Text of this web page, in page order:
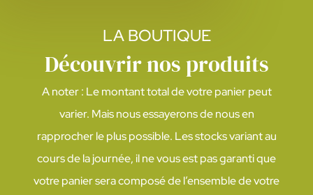
LA BOUTIQUE
Découvrir nos produits
A noter : Le montant total de votre panier peut
varier. Mais nous essayerons de nous en
rapprocher le plus possible. Les stocks variant au
cours de la journée, il ne vous est pas garanti que
votre panier sera composé de l’ensemble de votre